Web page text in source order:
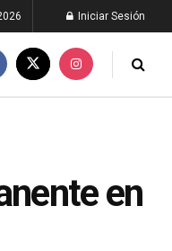
Iniciar Sesión
en